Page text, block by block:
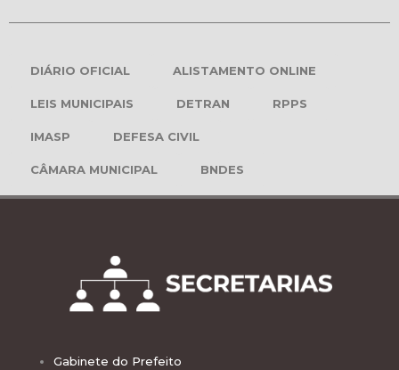
DIÁRIO OFICIAL ALISTAMENTO ONLINE
LEIS MUNICIPAIS DETRAN RPPS
IMASP DEFESA CIVIL
CÂMARA MUNICIPAL BNDES
Gabinete do Prefeito